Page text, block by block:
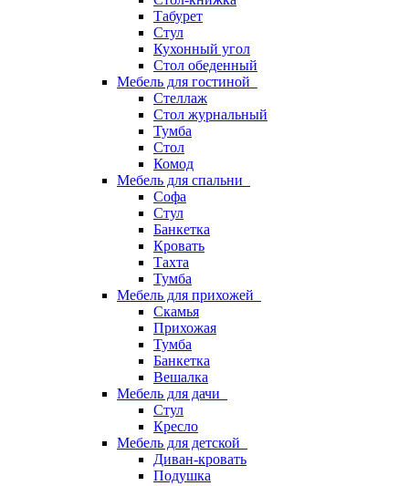
Табурет
Стул
Кухонный угол
Стол обеденный
Мебель для гостиной
Стеллаж
Стол журнальный
Тумба
Стол
Комод
Мебель для спальни
Софа
Стул
Банкетка
Кровать
Тахта
Тумба
Мебель для прихожей
Скамья
Прихожая
Тумба
Банкетка
Вешалка
Мебель для дачи
Стул
Кресло
Мебель для детской
Диван-кровать
Подушка